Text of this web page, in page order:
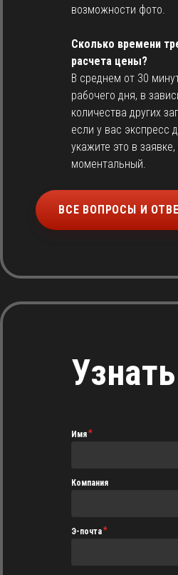
возможности фото.
Сколько времени
расчета цены?
В среднем от 30
рабочего дня, в
количества других
если у вас экспресс
укажите это в
моментальный.
ВСЕ ВОПРОСЫ И
Имя
Компания
Э-почта